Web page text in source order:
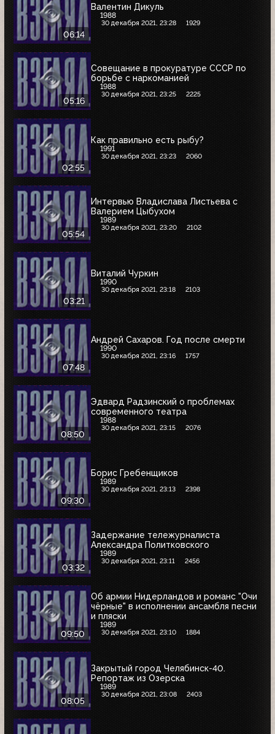
06:14
Валентин Дикуль
1988
30 декабря 2021, 23:28 1929
05:16
Совещание в прокуратуре СССР по
борьбе с наркоманией
1988
30 декабря 2021, 23:25 2225
02:55
Как правильно есть рыбу?
1991
30 декабря 2021, 23:23 2060
05:54
Интервью Владислава Листьева с
Валерием Цыбухом
1989
30 декабря 2021, 23:20 2102
03:21
Виталий Чуркин
1990
30 декабря 2021, 23:18 2103
07:48
Андрей Сахаров. Год после смерти
1990
30 декабря 2021, 23:16 1757
08:50
Эдвард Радзинский о проблемах
современного театра
1988
30 декабря 2021, 23:15 2076
09:30
Борис Гребенщиков
1989
30 декабря 2021, 23:13 2398
03:32
Задержание тележурналиста
Александра Политковского
1989
30 декабря 2021, 23:11 2456
09:50
Об армии Нидерландов и романс "Очи
чёрные" в исполнении ансамбля песни
и пляски
1989
30 декабря 2021, 23:10 1884
08:05
Закрытый город Челябинск-40.
Репортаж из Озерска
1989
30 декабря 2021, 23:08 2403